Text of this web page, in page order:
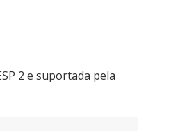
2 e suportada pela